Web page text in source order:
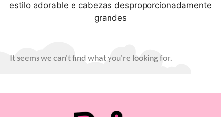
estilo adorable e cabezas desproporcionadamente
grandes
It seems we can't find what you're looking for.